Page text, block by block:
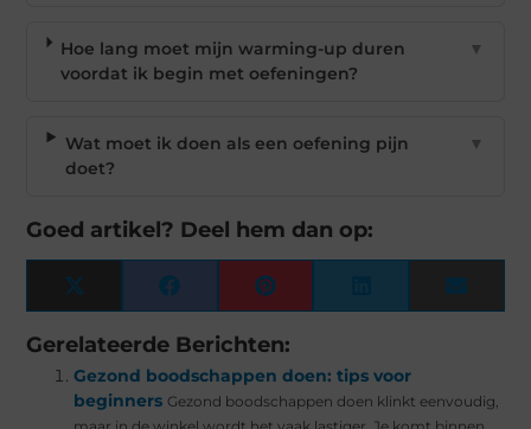
Hoe lang moet mijn warming-up duren
voordat ik begin met oefeningen?
▼
Wat moet ik doen als een oefening pijn
doet?
▼
Goed artikel? Deel hem dan op:
(Twitter)
Facebook Pinterest LinkedIn Email
Gerelateerde Berichten:
Gezond boodschappen doen: tips voor
beginners Gezond boodschappen doen klinkt eenvoudig,